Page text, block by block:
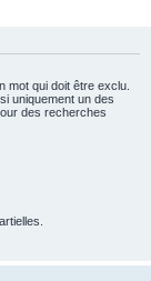
mot qui doit être exclu.
uniquement un des
des recherches